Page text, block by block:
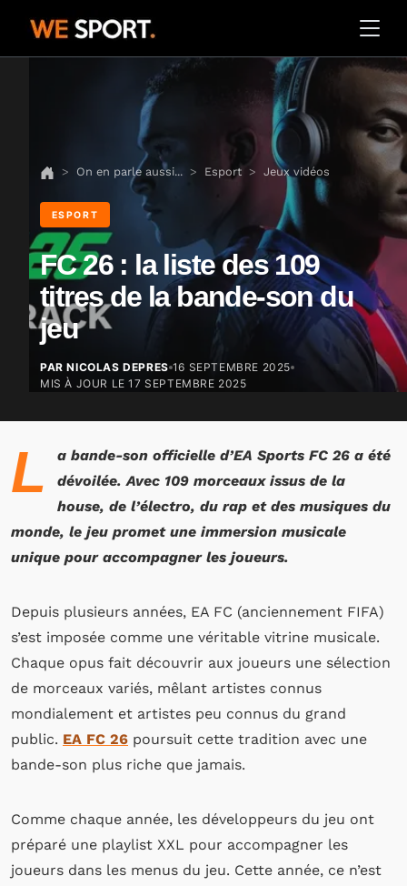
On en parle aussi... Esport Jeux vidéos
ESPORT
FC 26 : la liste des 109
titres de la bande-son du
jeu
PAR NICOLAS DEPRES 16 SEPTEMBRE 2025
MIS À JOUR LE17 SEPTEMBRE 2025
L
a bande-son officielle d’EA Sports FC 26 a été
dévoilée. Avec 109 morceaux issus de la
house, de l’électro, du rap et des musiques du
monde, le jeu promet une immersion musicale
unique pour accompagner les joueurs.
Depuis plusieurs années, EA FC (anciennement FIFA)
s’est imposée comme une véritable vitrine musicale.
Chaque opus fait découvrir aux joueurs une sélection
de morceaux variés, mêlant artistes connus
mondialement et artistes peu connus du grand
public. EA FC 26 poursuit cette tradition avec une
bande-son plus riche que jamais.
Comme chaque année, les développeurs du jeu ont
préparé une playlist XXL pour accompagner les
joueurs dans les menus du jeu. Cette année, ce n’est